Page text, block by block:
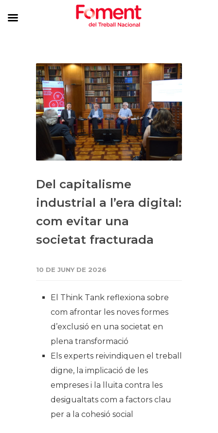
Del capitalisme
industrial a l’era digital:
com evitar una
societat fracturada
10 DE JUNY DE 2026
El Think Tank reflexiona sobre
com afrontar les noves formes
d’exclusió en una societat en
plena transformació
Els experts reivindiquen el treball
digne, la implicació de les
empreses i la lluita contra les
desigualtats com a factors clau
per a la cohesió social